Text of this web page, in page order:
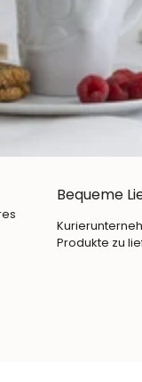
Bequeme
Produkte zu